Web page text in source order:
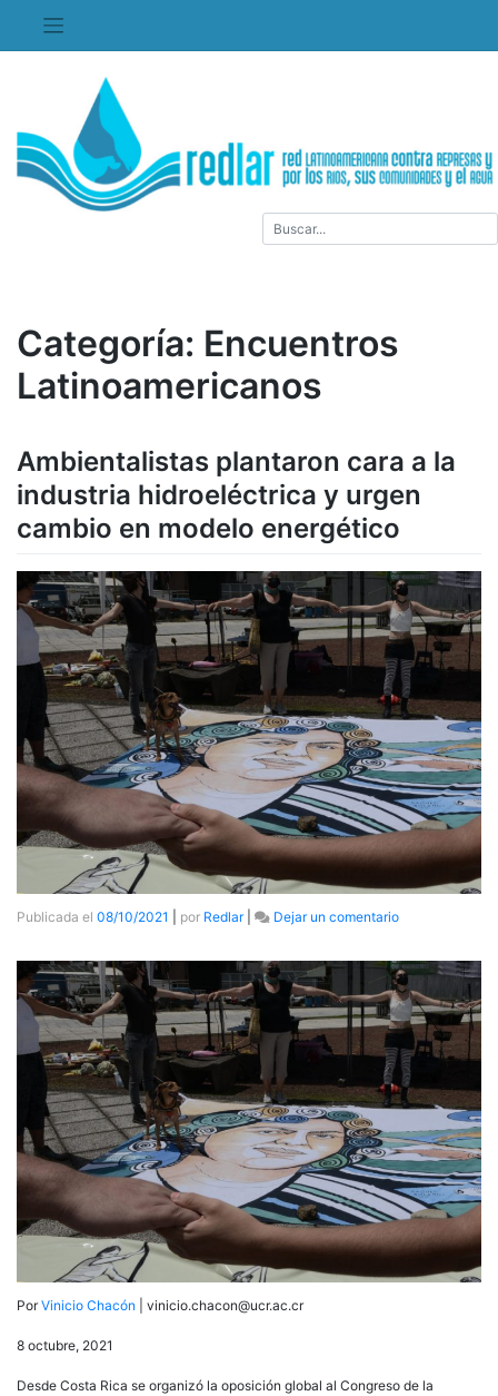
contenido
Categoría: Encuentros
Latinoamericanos
Ambientalistas plantaron cara a la
industria hidroeléctrica y urgen
cambio en modelo energético
Publicada el 08/10/2021 por Redlar| Dejar un comentarioen
cara
a
industria
hidroeléctrica
y
urgen
cambio
en
modelo
energético
PorVinicio Chacón | vinicio.chacon@ucr.ac.cr
8 octubre, 2021
Desde Costa Rica se organizó la oposición global al Congreso de la